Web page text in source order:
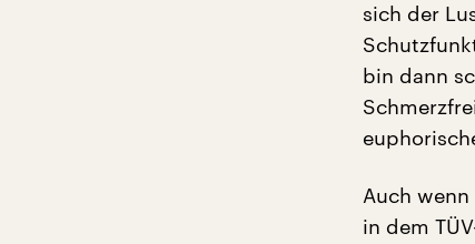
sich der
bin dann
Auch
in dem